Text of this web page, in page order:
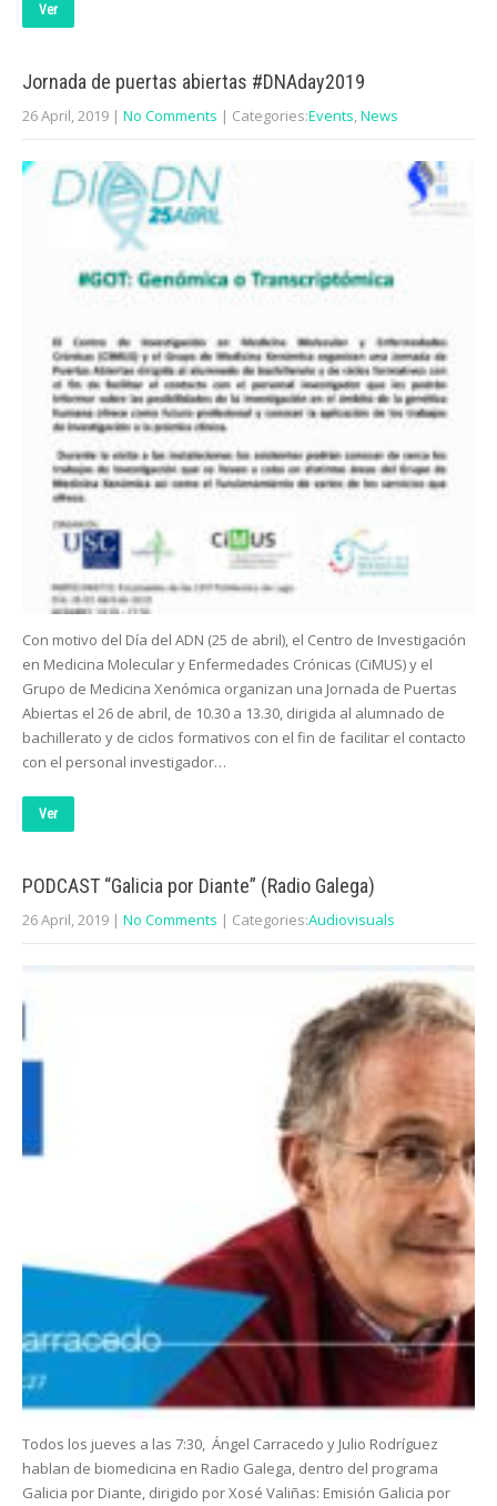
Ver
Jornada de puertas abiertas #DNAday2019
26 April, 2019 | No Comments | Categories:Events,News
Con motivo del Día del ADN (25 de abril), el Centro de Investigación
en Medicina Molecular y Enfermedades Crónicas (CiMUS) y el
Grupo de Medicina Xenómica organizan una Jornada de Puertas
Abiertas el 26 de abril, de 10.30 a 13.30, dirigida al alumnado de
bachillerato y de ciclos formativos con el fin de facilitar el contacto
con el personal investigador…
Ver
PODCAST “Galicia por Diante” (Radio Galega)
26 April, 2019 | No Comments | Categories:Audiovisuals
Todos los jueves a las 7:30, Ángel Carracedo y Julio Rodríguez
hablan de biomedicina en Radio Galega, dentro del programa
Galicia por Diante, dirigido por Xosé Valiñas: Emisión Galicia por